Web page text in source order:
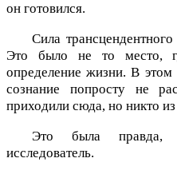
он готовился.
Сила
Это было не то место,
определение жизни. В этом
сознание попросту не
приходили сюда, но никто
Это была правда,
исследователь.